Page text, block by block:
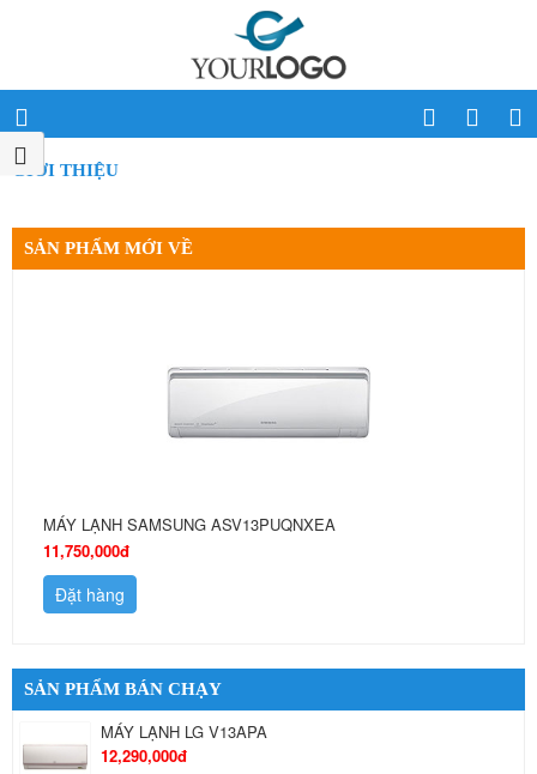
GIỚI THIỆU
SẢN PHẨM MỚI VỀ
MÁY LẠNH SAMSUNG ASV13PUQNXEA
11,750,000đ
Đặt hàng
SẢN PHẨM BÁN CHẠY
MÁY LẠNH LG V13APA
12,290,000đ